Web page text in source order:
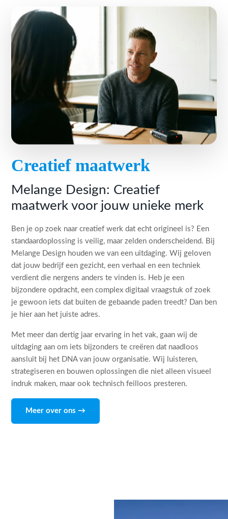
Creatief maatwerk
Melange Design: Creatief
maatwerk voor jouw unieke merk
Ben je op zoek naar creatief werk dat echt origineel is? Een
standaardoplossing is veilig, maar zelden onderscheidend. Bij
Melange Design houden we van een uitdaging. Wij geloven
dat jouw bedrijf een gezicht, een verhaal en een techniek
verdient die nergens anders te vinden is. Heb je een
bijzondere opdracht, een complex digitaal vraagstuk of zoek
je gewoon iets dat buiten de gebaande paden treedt? Dan ben
je hier aan het juiste adres.
Met meer dan dertig jaar ervaring in het vak, gaan wij de
uitdaging aan om iets bijzonders te creëren dat naadloos
aansluit bij het DNA van jouw organisatie. Wij luisteren,
strategiseren en bouwen oplossingen die niet alleen visueel
indruk maken, maar ook technisch feilloos presteren.
Meer over ons →